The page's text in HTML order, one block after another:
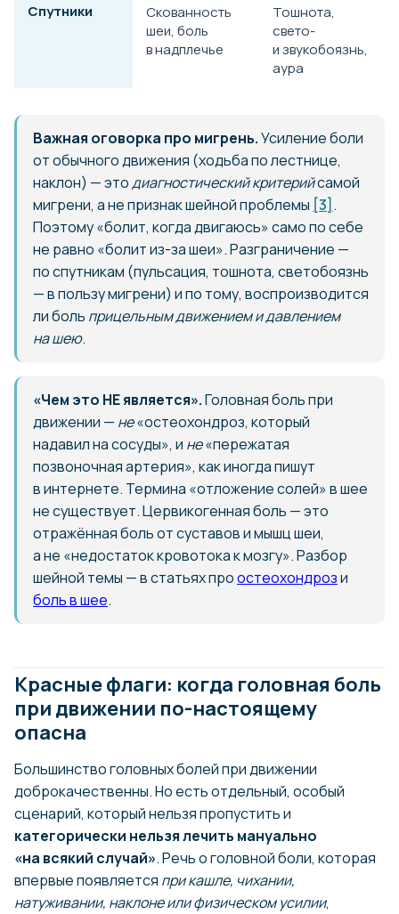
Спутники
Скованность
шеи, боль
в надплечье
Тошнота,
свето-
и звукобоязнь,
аура
Важная оговорка про мигрень.Усиление боли
от обычного движения (ходьба по лестнице,
наклон) — этодиагностический критерийсамой
мигрени, а не признак шейной проблемы [3] .
Поэтому «болит, когда двигаюсь» само по себе
не равно «болит из-за шеи». Разграничение —
по спутникам (пульсация, тошнота, светобоязнь
— в пользу мигрени) и по тому, воспроизводится
ли боль прицельным движением и давлением
на шею.
«Чем это НЕ является».Головная боль при
движении — не«остеохондроз, который
надавил на сосуды», и не«пережатая
позвоночная артерия», как иногда пишут
в интернете. Термина «отложение солей» в шее
не существует. Цервикогенная боль — это
отражённая боль от суставов и мышц шеи,
а не «недостаток кровотока к мозгу». Разбор
шейной темы — в статьях проостеохондрози
боль в шее.
Красные флаги: когда головная боль
при движении по-настоящему
опасна
Большинство головных болей при движении
доброкачественны. Но есть отдельный, особый
сценарий, который нельзя пропустить и
категорически нельзя лечить мануально
«на всякий случай». Речь о головной боли, которая
впервые появляется при кашле, чихании,
натуживании, наклоне или физическом усилии,